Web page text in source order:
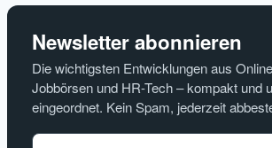
Newsletter abonnieren
Die wichtigsten Entwicklungen aus
Jobbörsen und HR-Tech – kompakt und
eingeordnet. Kein Spam, jederzeit